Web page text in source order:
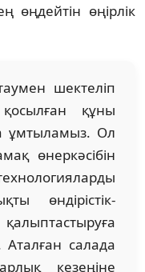
өңдейтін өңірлік
шектеліп
құны
ұмтыламыз. Ол
өнеркәсібін
өндірістік-
Аталған салада
кезеңіне